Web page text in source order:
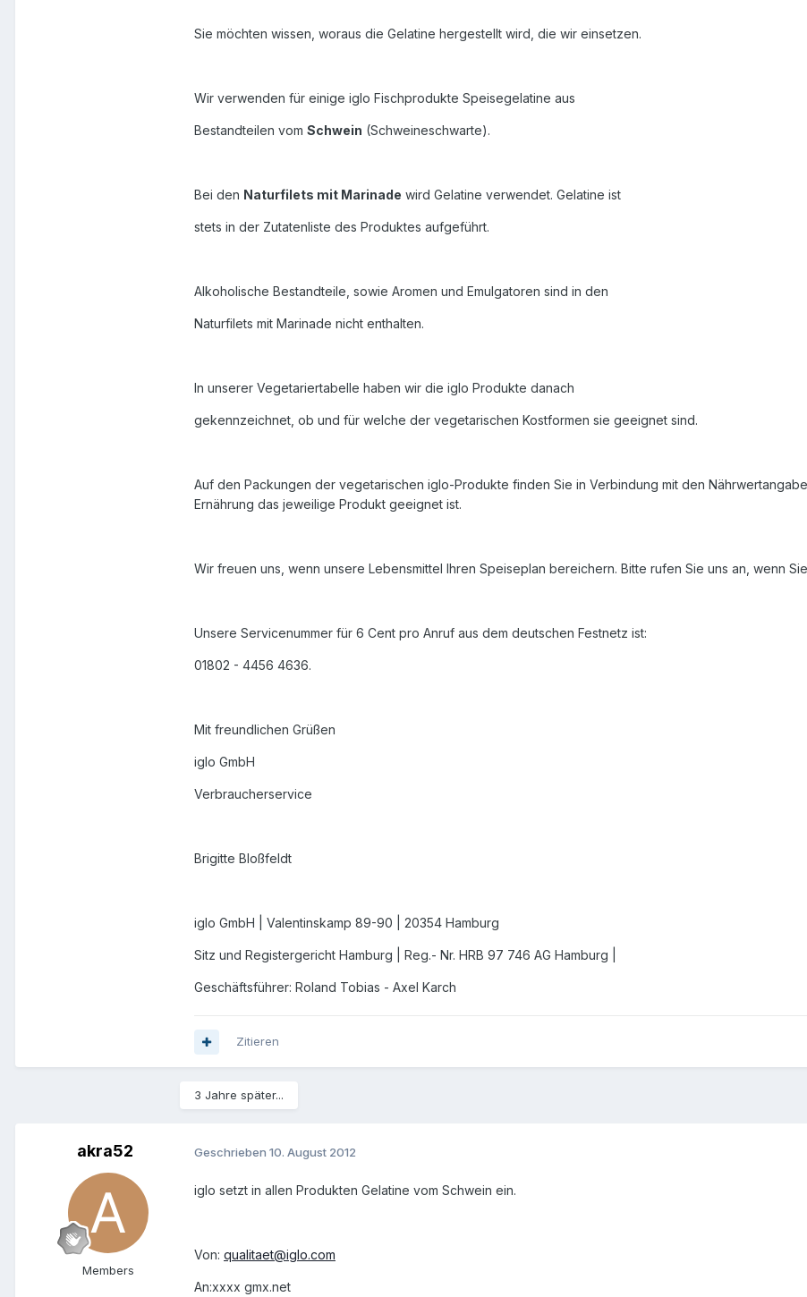
Sie möchten wissen, woraus die Gelatine hergestellt wird, die wir einsetzen.
Wir verwenden für einige iglo Fischprodukte Speisegelatine aus
Bestandteilen vom Schwein (Schweineschwarte).
Bei den Naturfilets mit Marinade wird Gelatine verwendet. Gelatine ist
stets in der Zutatenliste des Produktes aufgeführt.
Alkoholische Bestandteile, sowie Aromen und Emulgatoren sind in den
Naturfilets mit Marinade nicht enthalten.
In unserer Vegetariertabelle haben wir die iglo Produkte danach
gekennzeichnet, ob und für welche der vegetarischen Kostformen sie geeignet sind.
Auf den Packungen der vegetarischen iglo-Produkte finden Sie in Verbindung mit den
Ernährung das jeweilige Produkt geeignet ist.
Wir freuen uns, wenn unsere Lebensmittel Ihren Speiseplan bereichern. Bitte rufen Sie uns an, wenn
Unsere Servicenummer für 6 Cent pro Anruf aus dem deutschen Festnetz ist:
01802 - 4456 4636.
Mit freundlichen Grüßen
iglo GmbH
Verbraucherservice
Brigitte Bloßfeldt
iglo GmbH | Valentinskamp 89-90 | 20354 Hamburg
Sitz und Registergericht Hamburg | Reg.- Nr. HRB 97 746 AG Hamburg |
Geschäftsführer: Roland Tobias - Axel Karch
Zitieren
3 Jahre später...
akra52
Members
Geschrieben 10. August 2012
iglo setzt in allen Produkten Gelatine vom Schwein ein.
Von: qualitaet@iglo.com
An:xxxx gmx.net